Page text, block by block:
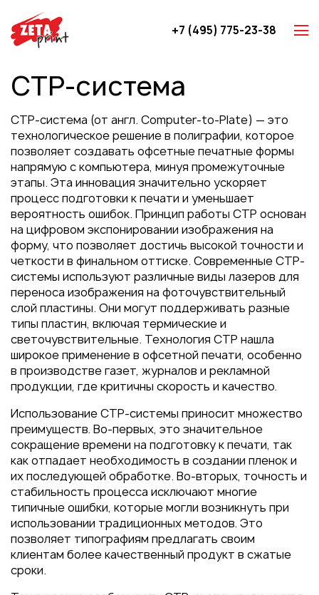
Брошюры
Игральные карты
Каталоги
Листовки
Книги
Папки
Календари
Упаковка
Блокноты с логотипом
Пакеты
Конверты
Журналы
Полиграфия для выставок
под ключ
Полиграфия к выборам 2026
+7 (495) 775-23-38
CTP-система
CTP-система (от англ. Computer-to-Plate) — это
технологическое решение в полиграфии, которое
позволяет создавать офсетные печатные формы
напрямую с компьютера, минуя промежуточные
этапы. Эта инновация значительно ускоряет
процесс подготовки к печати и уменьшает
вероятность ошибок. Принцип работы CTP основан
на цифровом экспонировании изображения на
форму, что позволяет достичь высокой точности и
четкости в финальном оттиске. Современные CTP-
системы используют различные виды лазеров для
переноса изображения на фоточувствительный
слой пластины. Они могут поддерживать разные
типы пластин, включая термические и
светочувствительные. Технология CTP нашла
широкое применение в офсетной печати, особенно
в производстве газет, журналов и рекламной
продукции, где критичны скорость и качество.
Использование CTP-системы приносит множество
преимуществ. Во-первых, это значительное
сокращение времени на подготовку к печати, так
как отпадает необходимость в создании пленок и
их последующей обработке. Во-вторых, точность и
стабильность процесса исключают многие
типичные ошибки, которые могли возникнуть при
использовании традиционных методов. Это
позволяет типографиям предлагать своим
клиентам более качественный продукт в сжатые
сроки.